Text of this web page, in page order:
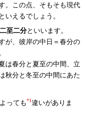
。この点、そもそも現代
いえるでしょう。
二至二分といいます。
が、彼岸の中日＝春分の
は春分と夏至の中間、立
秋分と冬至の中間にあた
っても *1違いがありま